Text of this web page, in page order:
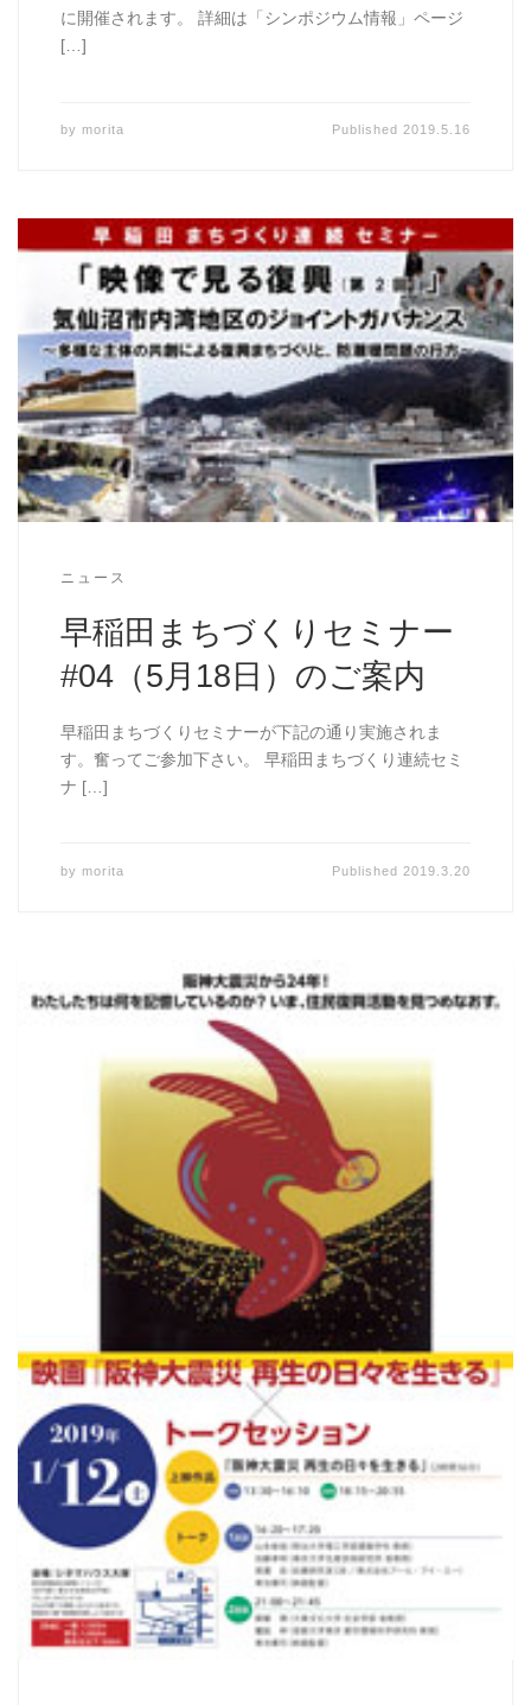
に開催されます。 詳細は「シンポジウム情報」ページ
[…]
by morita Published2019.5.16
ニュース
早稲田まちづくりセミナー
#04（5月18日）のご案内
早稲田まちづくりセミナーが下記の通り実施されま
す。奮ってご参加下さい。 早稲田まちづくり連続セミ
ナ […]
by morita Published 2019.3.20